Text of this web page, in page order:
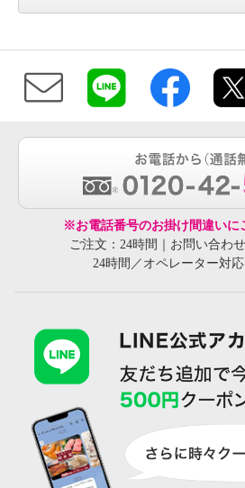
※お電話番号のお掛け間違いに
ご注文：24時間｜お問い合わ
24時間／オペレーター対応